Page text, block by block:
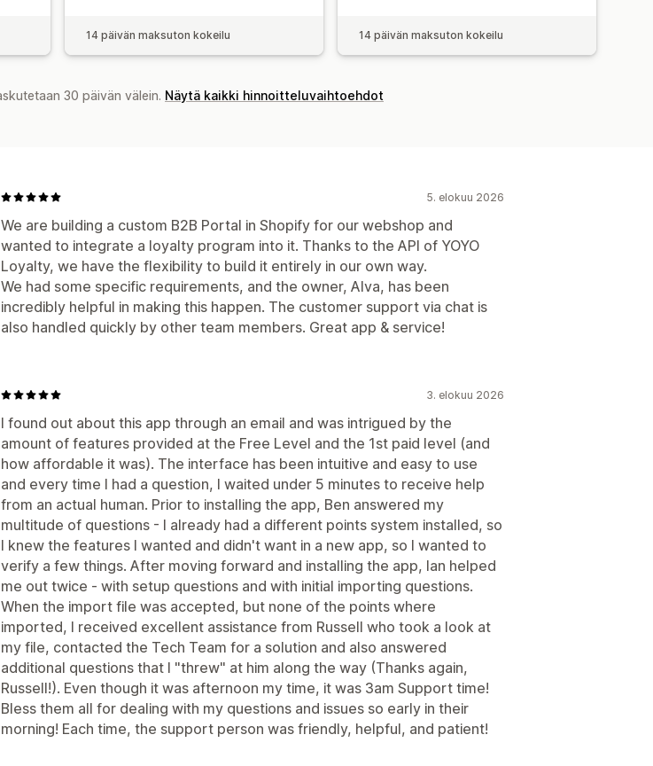
14 päivän maksuton kokeilu 14 päivän maksuton kokeilu
30 päivän välein. Näytä kaikki hinnoitteluvaihtoehdot
5. elokuu 2026
We are building a custom B2B Portal in Shopify for our webshop and
wanted to integrate a loyalty program into it. Thanks to the API of YOYO
Loyalty, we have the flexibility to build it entirely in our own way.
We had some specific requirements, and the owner, Alva, has been
incredibly helpful in making this happen. The customer support via chat is
also handled quickly by other team members. Great app & service!
3. elokuu 2026
I found out about this app through an email and was intrigued by the
amount of features provided at the Free Level and the 1st paid level (and
how affordable it was). The interface has been intuitive and easy to use
and every time I had a question, I waited under 5 minutes to receive help
from an actual human. Prior to installing the app, Ben answered my
multitude of questions - I already had a different points system installed, so
I knew the features I wanted and didn't want in a new app, so I wanted to
verify a few things. After moving forward and installing the app, Ian helped
me out twice - with setup questions and with initial importing questions.
When the import file was accepted, but none of the points where
imported, I received excellent assistance from Russell who took a look at
my file, contacted the Tech Team for a solution and also answered
additional questions that I "threw" at him along the way (Thanks again,
Russell!). Even though it was afternoon my time, it was 3am Support time!
Bless them all for dealing with my questions and issues so early in their
morning! Each time, the support person was friendly, helpful, and patient!